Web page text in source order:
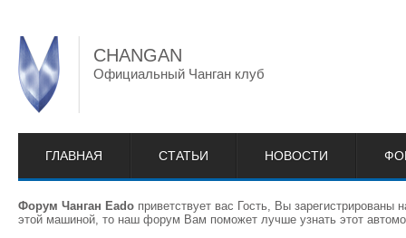
CHANGAN
Официальный Чанган клуб
ГЛАВНАЯ СТАТЬИ НОВОСТИ
Форум Чанган Eado приветствует вас Гость, Вы
этой машиной, то наш форум Вам поможет лучше узнать этот